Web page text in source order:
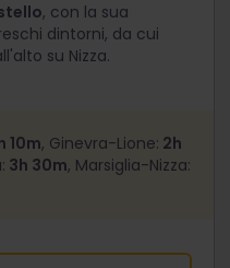
, con la sua
dintorni, da cui
su Nizza.
10m, Ginevra-Lione: 2h
3h 30m, Marsiglia-Nizza: